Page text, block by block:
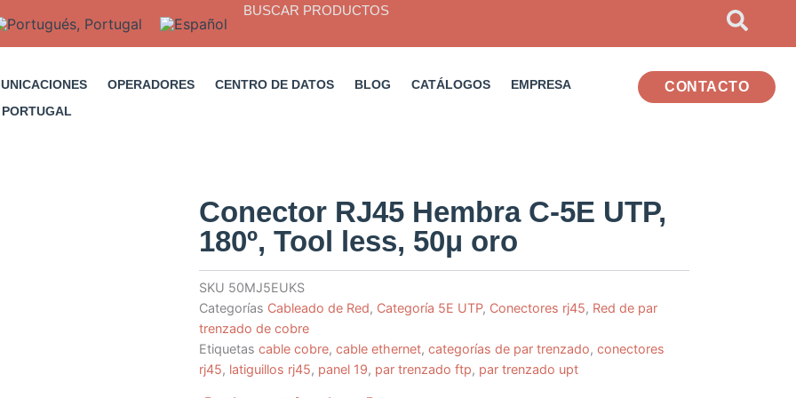
BUSCAR PRODUCTOS
OPERADORES CENTRO DE DATOS BLOG CATÁLOGOS EMPRESA CONTACTO
Conector RJ45 Hembra C-5E UTP,
180º, Tool less, 50μ oro
SKU 50MJ5EUKS
Categorías Cableado de Red, Categoría 5E UTP, Conectores rj45, Red de par
trenzado de cobre
Etiquetas cable cobre, cable ethernet, categorías de par trenzado, conectores
rj45, latiguillos rj45, panel 19, par trenzado ftp, par trenzado upt